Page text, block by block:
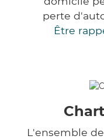
perte
Être
L'ensemble